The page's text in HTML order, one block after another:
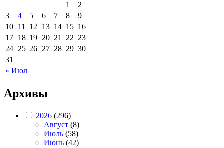
« Июл
1
2
3
4 5 6 7 8
9
10 11 12 13 14 15 16
17 18 19 20 21 22 23
24 25 26 27 28 29 30
31
Архивы
2026 (296)
Август (8)
Июль (58)
Июнь (42)